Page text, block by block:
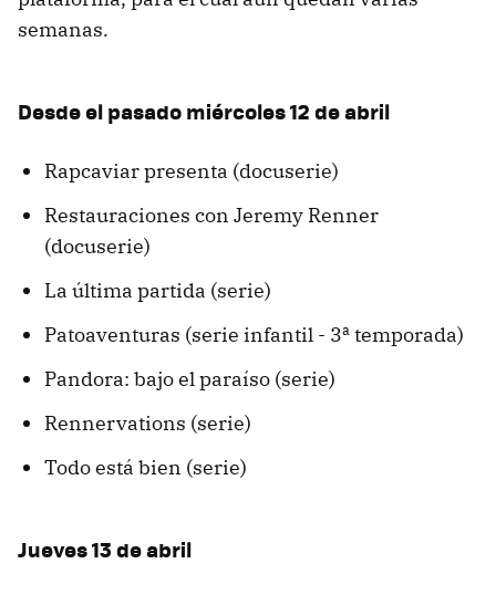
semanas.
Desde el pasado miércoles 12 de abril
Rapcaviar presenta (docuserie)
Restauraciones con Jeremy Renner
(docuserie)
La última partida (serie)
Patoaventuras (serie infantil - 3ª temporada)
Pandora: bajo el paraíso (serie)
Rennervations (serie)
Todo está bien (serie)
Jueves 13 de abril